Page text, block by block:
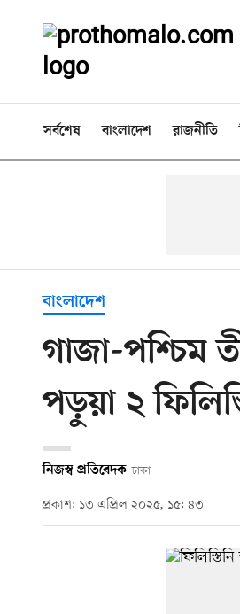
সর্বশেষ বাংলাদেশ রাজনীতি
বাংলাদেশ
গাজা-পশ্চিম
পড়ুয়া ২
নিজস্ব প্রতিবেদক ঢাকা
প্রকাশ: ১৩ এপ্রিল ২০২৫, ১৫: ৪৩